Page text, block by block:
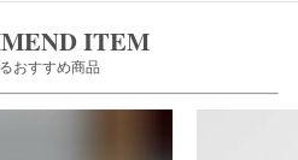
ITEM
おすすめ商品